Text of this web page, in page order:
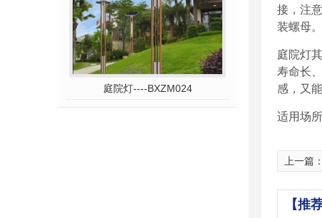
庭院灯----BXZM024
接，注
装螺母。
庭院灯
寿命长
感，又
适用场
上一篇：
【推